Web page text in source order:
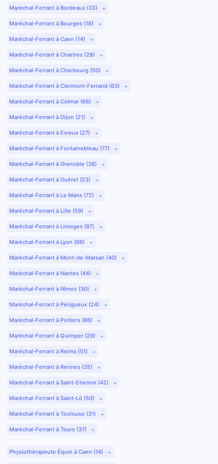
Maréchal-Ferrant à Bordeaux (33)
Maréchal-Ferrant à Bourges (18)
Maréchal-Ferrant à Caen (14)
Maréchal-Ferrant à Chartres (28)
Maréchal-Ferrant à Cherbourg (50)
Maréchal-Ferrant à Clermont-Ferrand (63)
Maréchal-Ferrant à Colmar (68)
Maréchal-Ferrant à Dijon (21)
Maréchal-Ferrant à Evreux (27)
Maréchal-Ferrant à Fontainebleau (77)
Maréchal-Ferrant à Grenoble (38)
Maréchal-Ferrant à Guéret (23)
Maréchal-Ferrant à Le Mans (72)
Maréchal-Ferrant à Lille (59)
Maréchal-Ferrant à Limoges (87)
Maréchal-Ferrant à Lyon (69)
Maréchal-Ferrant à Mont-de-Marsan (40)
Maréchal-Ferrant à Nantes (44)
Maréchal-Ferrant à Nîmes (30)
Maréchal-Ferrant à Périgueux (24)
Maréchal-Ferrant à Poitiers (86)
Maréchal-Ferrant à Quimper (29)
Maréchal-Ferrant à Reims (51)
Maréchal-Ferrant à Rennes (35)
Maréchal-Ferrant à Saint-Etienne (42)
Maréchal-Ferrant à Saint-Lô (50)
Maréchal-Ferrant à Toulouse (31)
Maréchal-Ferrant à Tours (37)
Physiothérapeute Équin à Caen (14)